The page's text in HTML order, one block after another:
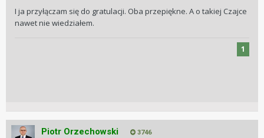
I ja przyłączam się do gratulacji. Oba przepiękne. A o takiej Czajce
nawet nie wiedziałem.
1
Piotr Orzechowski 3746